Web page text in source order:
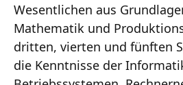
Wesentlichen aus
Mathematik und
dritten, vierten und fünften
die Kenntnisse der